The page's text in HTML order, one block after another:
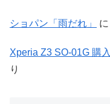
ショパン「雨だれ」 に
Xperia Z3 SO-01G 購入
り